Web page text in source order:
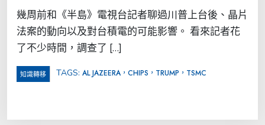
幾周前和《半島》電視台記者聊過川普上台後、晶片
法案的動向以及對台積電的可能影響。 看來記者花
了不少時間，調查了 […]
知識轉移 TAGS: AL JAZEERA，CHIPS，TRUMP，TSMC